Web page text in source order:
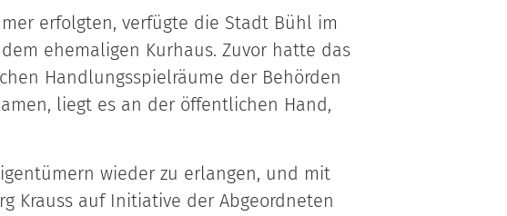
erfolgten, verfügte die Stadt Bühl im
ehemaligen Kurhaus. Zuvor hatte das
Handlungsspielräume der Behörden
liegt es an der öffentlichen Hand,
wieder zu erlangen, und mit
Krauss auf Initiative der Abgeordneten